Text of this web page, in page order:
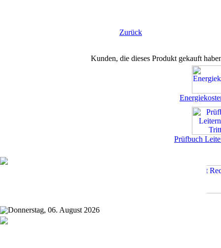
Zurück
Kunden, die dieses Produkt gekauft
Prüfbuch
Donnerstag, 06. August 2026